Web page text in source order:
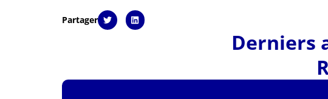
Partager
Derniers